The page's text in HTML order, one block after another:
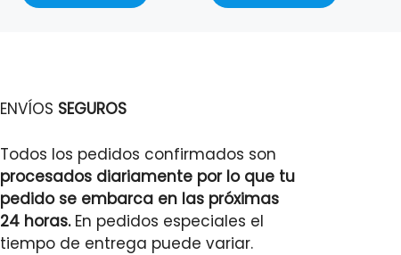
ENVÍOS SEGUROS
Todos los pedidos confirmados son
procesados diariamente por lo que tu
pedido se embarca en las próximas
24 horas.En pedidos especiales el
tiempo de entrega puede variar.